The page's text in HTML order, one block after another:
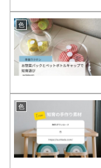
色
色